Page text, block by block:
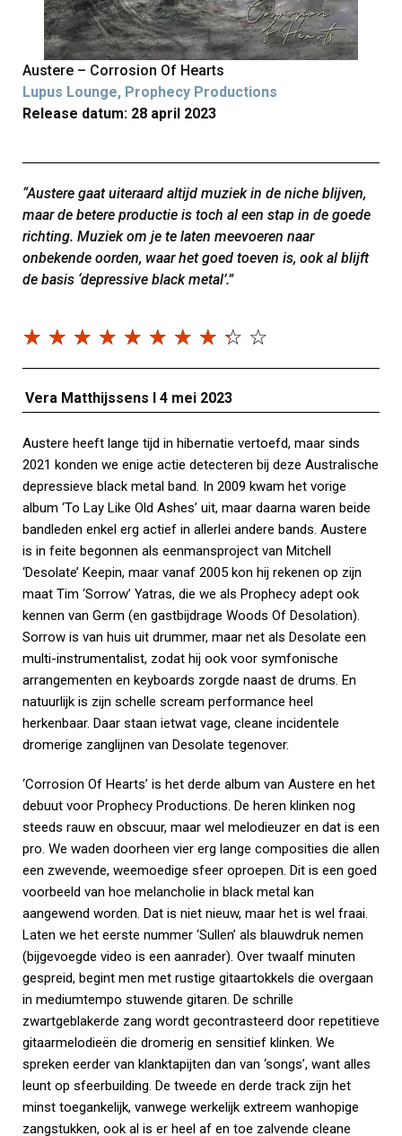
Austere – Corrosion Of Hearts
Lupus Lounge, Prophecy Productions
Release datum: 28 april 2023
“Austere gaat uiteraard altijd muziek in de niche blijven,
maar de betere productie is toch al een stap in de goede
richting. Muziek om je te laten meevoeren naar
onbekende oorden, waar het goed toeven is, ook al blijft
de basis ‘depressive black metal’.”
☆ ☆ ☆ ☆ ☆ ☆ ☆ ☆ ☆ ☆
Vera Matthijssens I 4 mei 2023
Austere heeft lange tijd in hibernatie vertoefd, maar sinds
2021 konden we enige actie detecteren bij deze Australische
depressieve black metal band. In 2009 kwam het vorige
album ‘To Lay Like Old Ashes’ uit, maar daarna waren beide
bandleden enkel erg actief in allerlei andere bands. Austere
is in feite begonnen als eenmansproject van Mitchell
‘Desolate’ Keepin, maar vanaf 2005 kon hij rekenen op zijn
maat Tim ‘Sorrow’ Yatras, die we als Prophecy adept ook
kennen van Germ (en gastbijdrage Woods Of Desolation).
Sorrow is van huis uit drummer, maar net als Desolate een
multi-instrumentalist, zodat hij ook voor symfonische
arrangementen en keyboards zorgde naast de drums. En
natuurlijk is zijn schelle scream performance heel
herkenbaar. Daar staan ietwat vage, cleane incidentele
dromerige zanglijnen van Desolate tegenover.
‘Corrosion Of Hearts’ is het derde album van Austere en het
debuut voor Prophecy Productions. De heren klinken nog
steeds rauw en obscuur, maar wel melodieuzer en dat is een
pro. We waden doorheen vier erg lange composities die allen
een zwevende, weemoedige sfeer oproepen. Dit is een goed
voorbeeld van hoe melancholie in black metal kan
aangewend worden. Dat is niet nieuw, maar het is wel fraai.
Laten we het eerste nummer ‘Sullen’ als blauwdruk nemen
(bijgevoegde video is een aanrader). Over twaalf minuten
gespreid, begint men met rustige gitaartokkels die overgaan
in mediumtempo stuwende gitaren. De schrille
zwartgeblakerde zang wordt gecontrasteerd door repetitieve
gitaarmelodieën die dromerig en sensitief klinken. We
spreken eerder van klanktapijten dan van ‘songs’, want alles
leunt op sfeerbuilding. De tweede en derde track zijn het
minst toegankelijk, vanwege werkelijk extreem wanhopige
zangstukken, ook al is er heel af en toe zalvende cleane